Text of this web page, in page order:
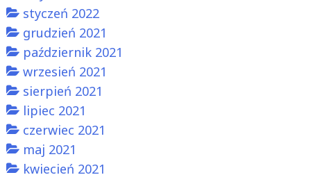
styczeń 2022
grudzień 2021
październik 2021
wrzesień 2021
sierpień 2021
lipiec 2021
czerwiec 2021
maj 2021
kwiecień 2021